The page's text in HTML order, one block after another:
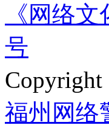
《网络
号
福州网络